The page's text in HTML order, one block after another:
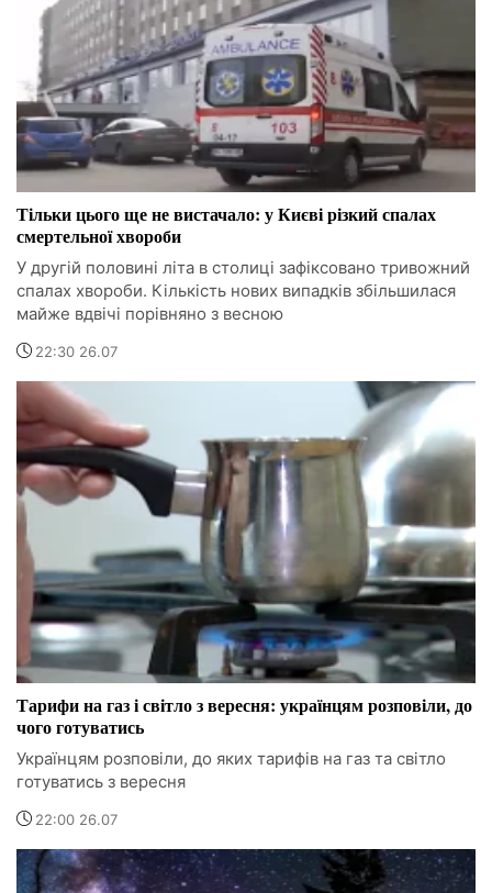
Тільки цього ще не вистачало: у Києві різкий спалах
смертельної хвороби
У другій половині літа в столиці зафіксовано тривожний
спалах хвороби. Кількість нових випадків збільшилася
майже вдвічі порівняно з весною
22:30 26.07
Тарифи на газ і світло з вересня: українцям розповіли, до
чого готуватись
Українцям розповіли, до яких тарифів на газ та світло
готуватись з вересня
22:00 26.07